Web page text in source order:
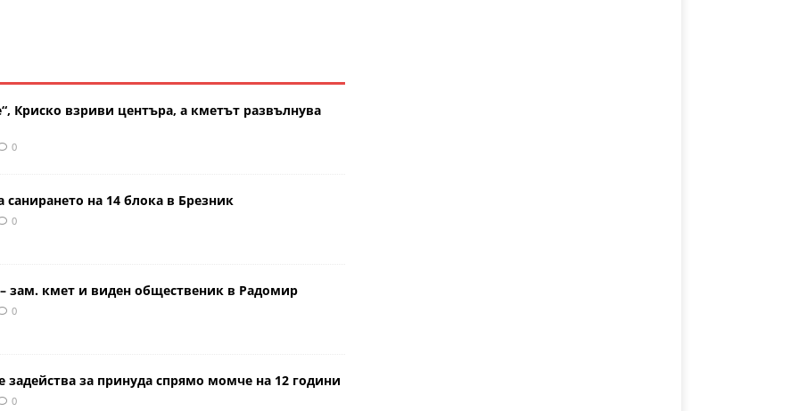
Криско взриви центъра, а кметът развълнува
0
на 14 блока в Брезник
0
зам. кмет и виден общественик в Радомир
0
задейства за принуда спрямо момче на 12 години
0